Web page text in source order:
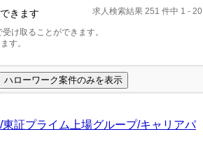
求人検索結果 251 件中 1 - 20
きます
け取ることができます。
す。
証プライム上場グループ/キャリアパ